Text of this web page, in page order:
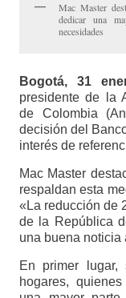
Mac Master
dedicar una
necesidades
Bogotá, 31
presidente de la
de Colombia
decisión del
interés de
Mac Master
respaldan esta
«La reducción de
de la República
una buena noticia
En primer
hogares,